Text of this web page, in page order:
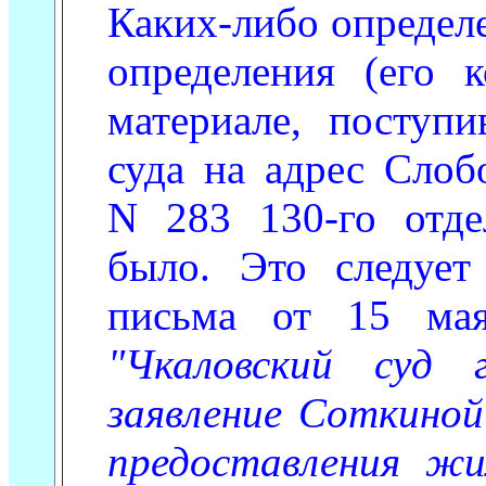
Каких-либо
определения
материале,
суда на адрес
N 283 130-го
было. Это следует
письма от 15
"Чкаловский суд
заявление
предоставления